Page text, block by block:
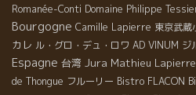
Romanée-Conti Domaine Philippe
Bourgogne Camille Lapierre 東京武蔵
カレ ル・グロ・デュ・ロワ AD VINUM ジ
Espagne 台湾 Jura Mathieu Lapierre
de Thongue フルーリー Bistro FLACON